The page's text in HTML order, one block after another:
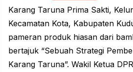
Karang Taruna Prima Sakti,
Kecamatan Kota, Kabupaten
pameran produk hiasan dari
bertajuk “Sebuah Strategi
Karang Taruna”. Wakil Ketua